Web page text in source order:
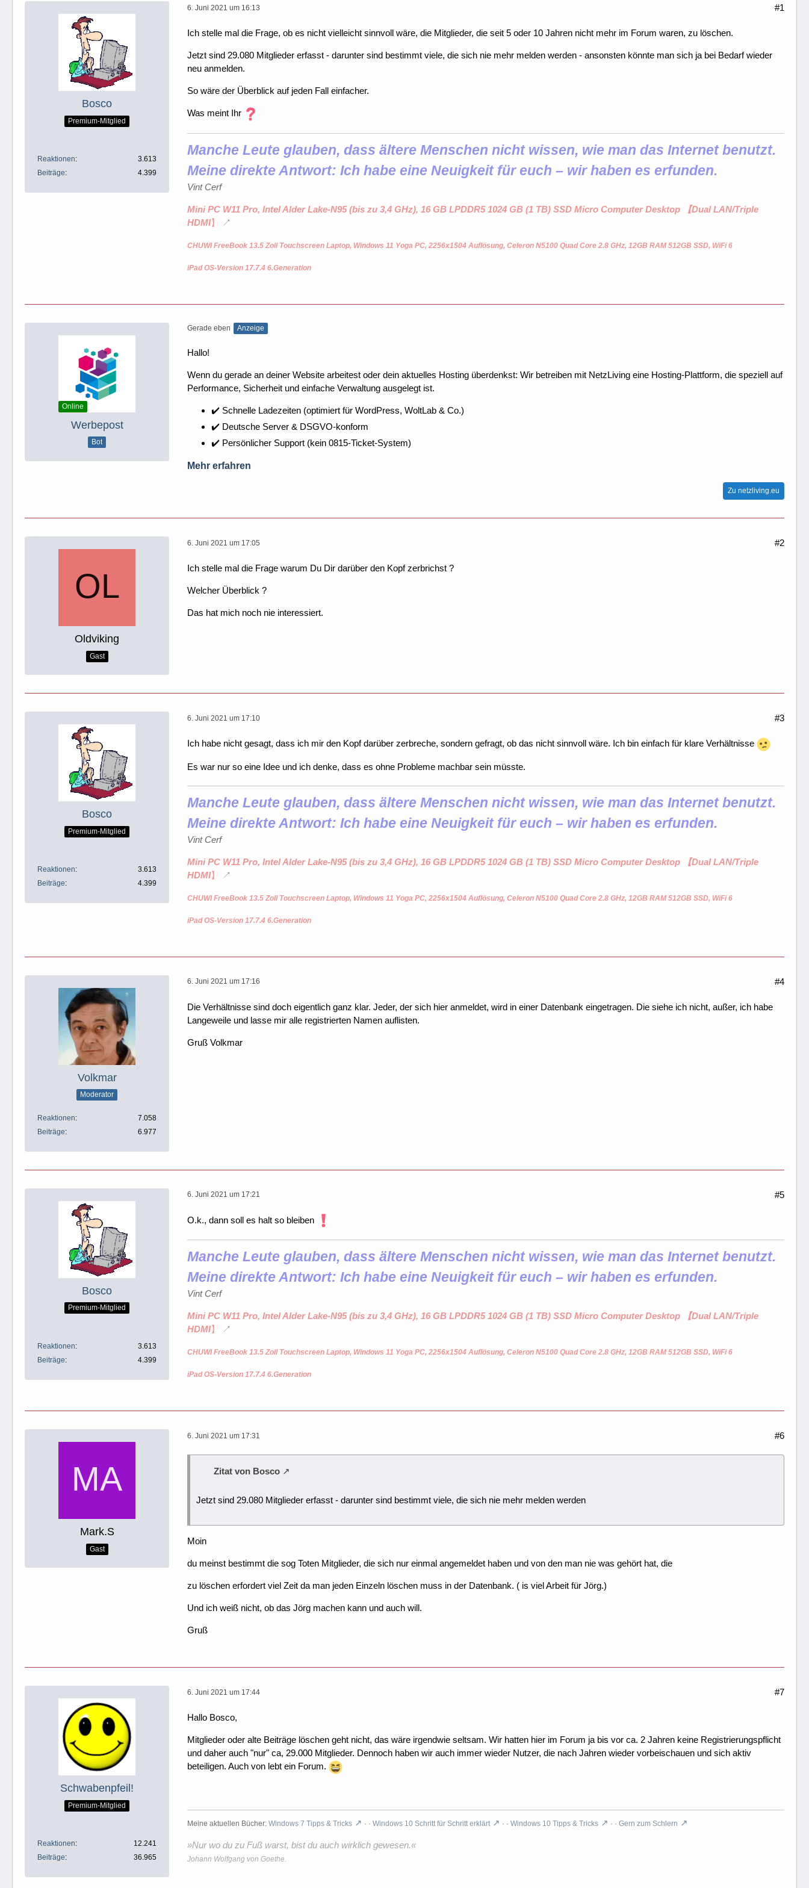
Bosco
Premium-Mitglied
Reaktionen
3.613
Beiträge
4.399
6. Juni 2021 um 16:13 #1
Ich stelle mal die Frage, ob es nicht vielleicht sinnvoll wäre, die Mitglieder, die seit 5 oder 10 Jahren nicht mehr im Forum waren, zu löschen.
Jetzt sind 29.080 Mitglieder erfasst - darunter sind bestimmt viele, die sich nie mehr melden werden - ansonsten könnte man sich ja bei Bedarf wieder
neu anmelden.
So wäre der Überblick auf jeden Fall einfacher.
Was meint Ihr
Manche Leute glauben, dass ältere Menschen nicht wissen, wie man das Internet benutzt.
Meine direkte Antwort: Ich habe eine Neuigkeit für euch – wir haben es erfunden.
Vint Cerf
Mini PC W11 Pro, Intel Alder Lake-N95 (bis zu 3,4 GHz), 16 GB LPDDR5 1024 GB (1 TB) SSD Micro Computer Desktop 【Dual LAN/Triple
HDMI】
CHUWI FreeBook 13.5 Zoll Touchscreen Laptop, Windows 11 Yoga PC, 2256x1504 Auflösung, Celeron N5100 Quad Core 2.8 GHz, 12GB RAM 512GB SSD, WiFi 6
iPad OS-Version 17.7.4 6.Generation
Online
Werbepost
Bot
Gerade eben Anzeige
Hallo!
Wenn du gerade an deiner Website arbeitest oder dein aktuelles Hosting überdenkst: Wir betreiben mit NetzLiving eine Hosting-Plattform, die speziell auf
Performance, Sicherheit und einfache Verwaltung ausgelegt ist.
✔️ Schnelle Ladezeiten (optimiert für WordPress, WoltLab & Co.)
✔️ Deutsche Server & DSGVO-konform
✔️ Persönlicher Support (kein 0815-Ticket-System)
Mehr erfahren
Zu netzliving.eu
Oldviking
Gast
6. Juni 2021 um 17:05 #2
Ich stelle mal die Frage warum Du Dir darüber den Kopf zerbrichst ?
Welcher Überblick ?
Das hat mich noch nie interessiert.
Bosco
Premium-Mitglied
Reaktionen
3.613
Beiträge
4.399
6. Juni 2021 um 17:10 #3
Ich habe nicht gesagt, dass ich mir den Kopf darüber zerbreche, sondern gefragt, ob das nicht sinnvoll wäre. Ich bin einfach für klare Verhältnisse
Es war nur so eine Idee und ich denke, dass es ohne Probleme machbar sein müsste.
Manche Leute glauben, dass ältere Menschen nicht wissen, wie man das Internet benutzt.
Meine direkte Antwort: Ich habe eine Neuigkeit für euch – wir haben es erfunden.
Vint Cerf
Mini PC W11 Pro, Intel Alder Lake-N95 (bis zu 3,4 GHz), 16 GB LPDDR5 1024 GB (1 TB) SSD Micro Computer Desktop 【Dual LAN/Triple
HDMI】
CHUWI FreeBook 13.5 Zoll Touchscreen Laptop, Windows 11 Yoga PC, 2256x1504 Auflösung, Celeron N5100 Quad Core 2.8 GHz, 12GB RAM 512GB SSD, WiFi 6
iPad OS-Version 17.7.4 6.Generation
Volkmar
Moderator
Reaktionen
7.058
Beiträge
6.977
6. Juni 2021 um 17:16 #4
Die Verhältnisse sind doch eigentlich ganz klar. Jeder, der sich hier anmeldet, wird in einer Datenbank eingetragen. Die siehe ich nicht, außer, ich habe
Langeweile und lasse mir alle registrierten Namen auflisten.
Gruß Volkmar
Bosco
Premium-Mitglied
Reaktionen
3.613
Beiträge
4.399
6. Juni 2021 um 17:21 #5
O.k., dann soll es halt so bleiben
Manche Leute glauben, dass ältere Menschen nicht wissen, wie man das Internet benutzt.
Meine direkte Antwort: Ich habe eine Neuigkeit für euch – wir haben es erfunden.
Vint Cerf
Mini PC W11 Pro, Intel Alder Lake-N95 (bis zu 3,4 GHz), 16 GB LPDDR5 1024 GB (1 TB) SSD Micro Computer Desktop 【Dual LAN/Triple
HDMI】
CHUWI FreeBook 13.5 Zoll Touchscreen Laptop, Windows 11 Yoga PC, 2256x1504 Auflösung, Celeron N5100 Quad Core 2.8 GHz, 12GB RAM 512GB SSD, WiFi 6
iPad OS-Version 17.7.4 6.Generation
Mark.S
Gast
6. Juni 2021 um 17:31 #6
Zitat von Bosco
Jetzt sind 29.080 Mitglieder erfasst - darunter sind bestimmt viele, die sich nie mehr melden werden
Moin
du meinst bestimmt die sog Toten Mitglieder, die sich nur einmal angemeldet haben und von den man nie was gehört hat, die
zu löschen erfordert viel Zeit da man jeden Einzeln löschen muss in der Datenbank. ( is viel Arbeit für Jörg.)
Und ich weiß nicht, ob das Jörg machen kann und auch will.
Gruß
Schwabenpfeil!
Premium-Mitglied
Reaktionen
12.241
Beiträge
36.965
6. Juni 2021 um 17:44 #7
Hallo Bosco,
Mitglieder oder alte Beiträge löschen geht nicht, das wäre irgendwie seltsam. Wir hatten hier im Forum ja bis vor ca. 2 Jahren keine Registrierungspflicht
und daher auch "nur" ca, 29.000 Mitglieder. Dennoch haben wir auch immer wieder Nutzer, die nach Jahren wieder vorbeischauen und sich aktiv
beteiligen. Auch von lebt ein Forum.
Meine aktuellen Bücher: Windows 7 Tipps & Tricks · · Windows 10 Schritt für Schritt erklärt · · Windows 10 Tipps & Tricks · · Gern zum Schlern
»Nur wo du zu Fuß warst, bist du auch wirklich gewesen.«
Johann Wolfgang von Goethe.